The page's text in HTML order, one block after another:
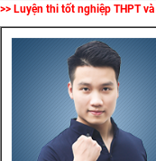
>> Luyện thi tốt nghiệp THPT